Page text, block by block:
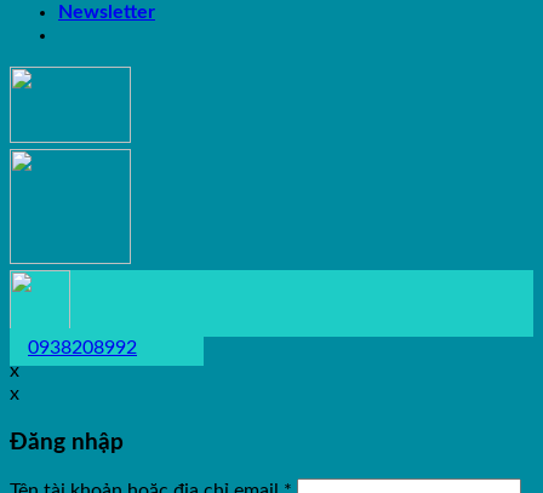
Newsletter
0938208992
x
x
Đăng nhập